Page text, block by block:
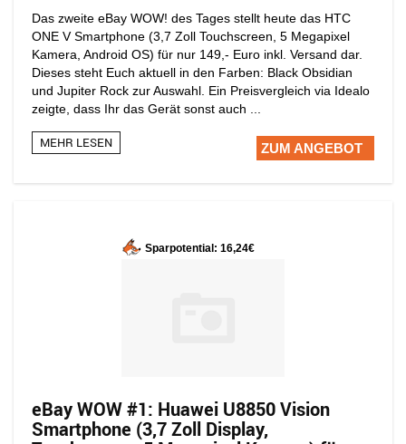
Das zweite eBay WOW! des Tages stellt heute das HTC
ONE V Smartphone (3,7 Zoll Touchscreen, 5 Megapixel
Kamera, Android OS) für nur 149,- Euro inkl. Versand dar.
Dieses steht Euch aktuell in den Farben: Black Obsidian
und Jupiter Rock zur Auswahl. Ein Preisvergleich via Idealo
zeigte, dass Ihr das Gerät sonst auch ...
MEHR LESEN ZUM ANGEBOT
Sparpotential: 16,24€
eBay WOW #1: Huawei U8850 Vision
Smartphone (3,7 Zoll Display,